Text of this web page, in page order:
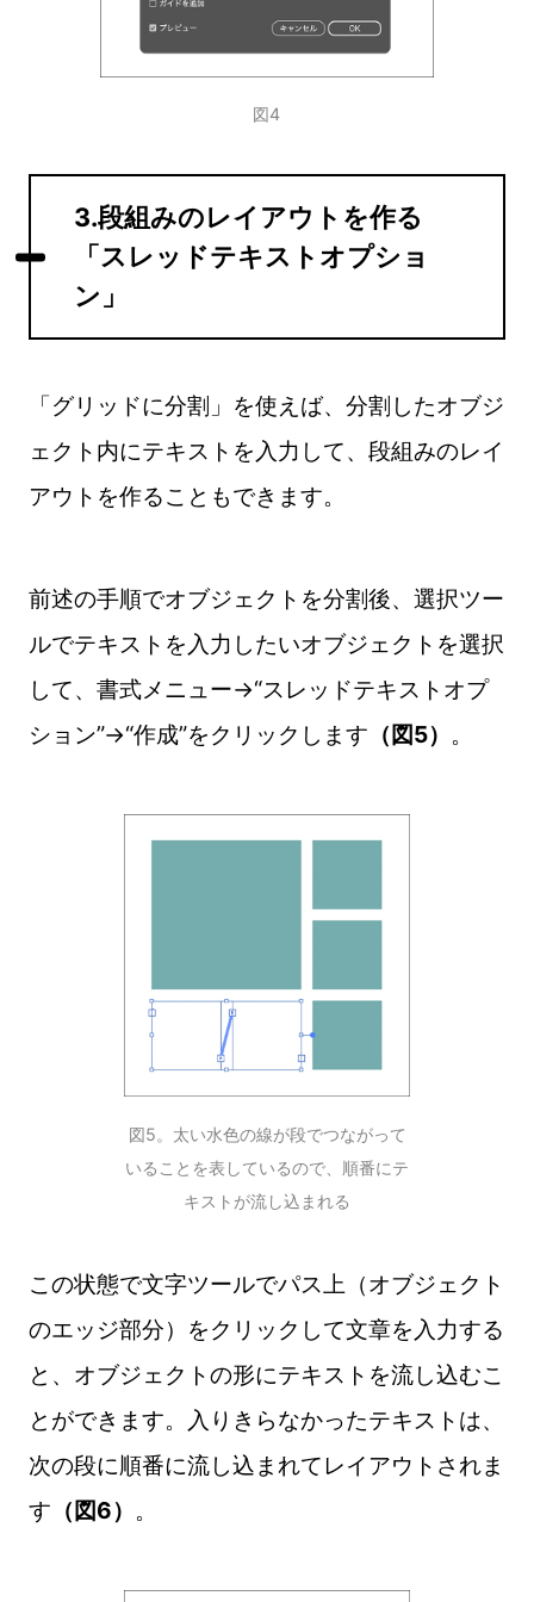
図4
3.段組みのレイアウトを作る
「スレッドテキストオプショ
ン」
「グリッドに分割」を使えば、分割したオブジ
ェクト内にテキストを入力して、段組みのレイ
アウトを作ることもできます。
前述の手順でオブジェクトを分割後、選択ツー
ルでテキストを入力したいオブジェクトを選択
して、書式メニュー→“スレッドテキストオプ
ション”→“作成”をクリックします （図5） 。
図5。太い水色の線が段でつながって
いることを表しているので、順番にテ
キストが流し込まれる
この状態で文字ツールでパス上（オブジェクト
のエッジ部分）をクリックして文章を入力する
と、オブジェクトの形にテキストを流し込むこ
とができます。入りきらなかったテキストは、
次の段に順番に流し込まれてレイアウトされま
す （図6） 。